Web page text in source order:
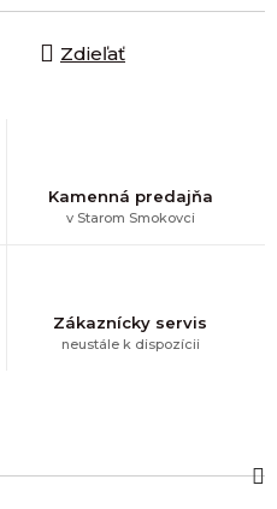
Zdieľať
Kamenná predajňa
v Starom Smokovci
Zákaznícky servis
neustále k dispozícii